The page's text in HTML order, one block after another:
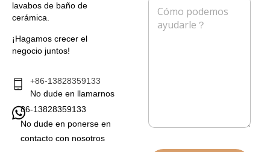
lavabos de baño de
cerámica.
¡Hagamos crecer el
negocio juntos!
+86-13828359133
No dude en llamarnos
86-13828359133
No dude en ponerse en
contacto con nosotros
c
o
n